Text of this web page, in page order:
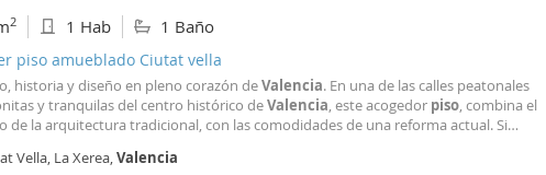
2 1 Hab 1 Baño
piso amueblado Ciutat vella
historia y diseño en pleno corazón deValencia. En una de las calles peatonales
y tranquilas del centro histórico deValencia, este acogedor piso, combina el
de la arquitectura tradicional, con las comodidades de una reforma actual. Si
hogar. La vivienda
Vella, La Xerea,Valencia